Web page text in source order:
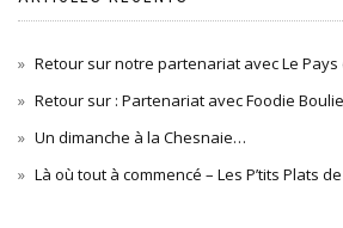
Retour sur notre partenariat avec Le
Retour sur : Partenariat avec Foodie Boulie
Un dimanche à la Chesnaie…
Là où tout à commencé – Les P’tits Plats